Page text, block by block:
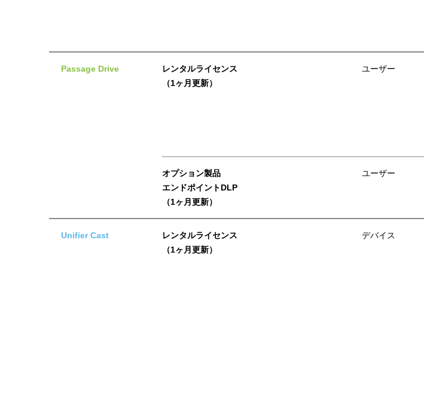
Passage Drive
レンタルライセンス
（1ヶ月更新）
ユーザー
オプション製品
エンドポイントDLP
（1ヶ月更新）
ユーザー
Unifier Cast
レンタルライセンス
（1ヶ月更新）
デバイス